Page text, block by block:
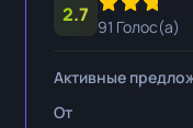
2.7
91 Голос(а)
Активные
От